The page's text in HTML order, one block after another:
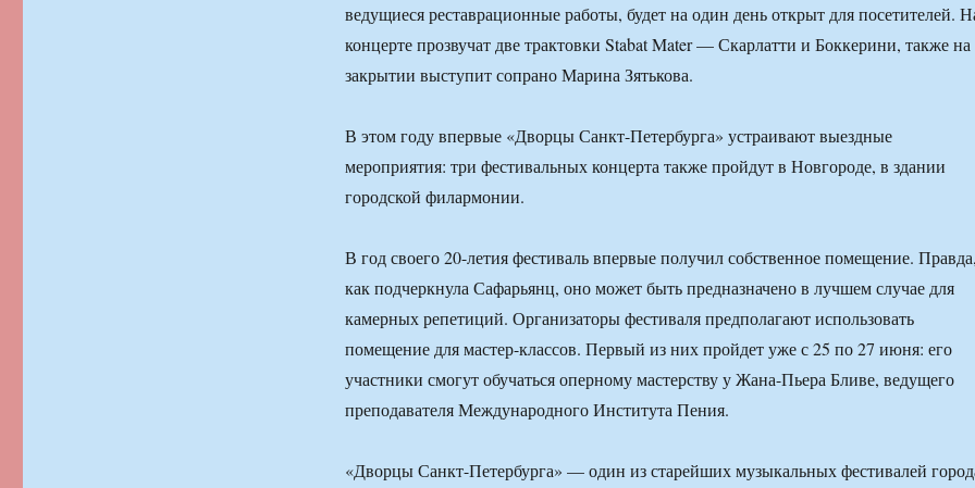
ведущиеся реставрационные работы, будет на один день открыт для посетителей.
концерте прозвучат две трактовки Stabat Mater — Скарлатти и Боккерини, также на
закрытии выступит сопрано Марина Зятькова.
В этом году впервые «Дворцы Санкт-Петербурга» устраивают выездные
мероприятия: три фестивальных концерта также пройдут в Новгороде, в здании
городской филармонии.
В год своего 20-летия фестиваль впервые получил собственное помещение.
как подчеркнула Сафарьянц, оно может быть предназначено в лучшем случае для
камерных репетиций. Организаторы фестиваля предполагают использовать
помещение для мастер-классов. Первый из них пройдет уже с 25 по 27 июня: его
участники смогут обучаться оперному мастерству у Жана-Пьера Бливе, ведущего
преподавателя Международного Института Пения.
«Дворцы Санкт-Петербурга» — один из старейших музыкальных фестивалей